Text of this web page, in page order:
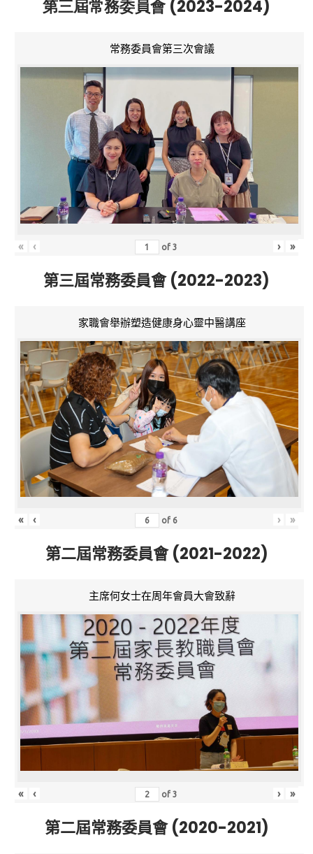
第三屆常務委員會 (2023-2024)
常務委員會第三次會議
« ‹ of3 › »
第三屆常務委員會 (2022-2023)
家職會舉辦塑造健康身心靈中醫講座
« ‹ of 6 › »
第二屆常務委員會 (2021-2022)
主席何女士在周年會員大會致辭
« ‹ of3 › »
第二屆常務委員會 (2020-2021)